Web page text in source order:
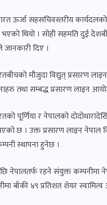
ऊर्जा सहसचिवस्तरीय
थियो । सोही सहमति दुई
दिए ।
मौजुदा विद्युत् प्रसारण
तथा सम्बद्ध प्रसारण लाइन
पूर्णिया र नेपालको
छ । उक्त प्रसारण लाइन नेपाल
स्थापना हुनेछ ।
नेपालतर्फ रहने संयुक्त कम्पनीमा
बाँकी ४९ प्रतिशत शेयर